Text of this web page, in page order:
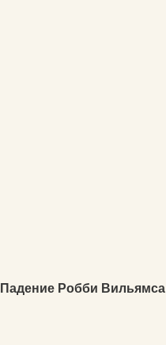
Падение Робби Вильямса